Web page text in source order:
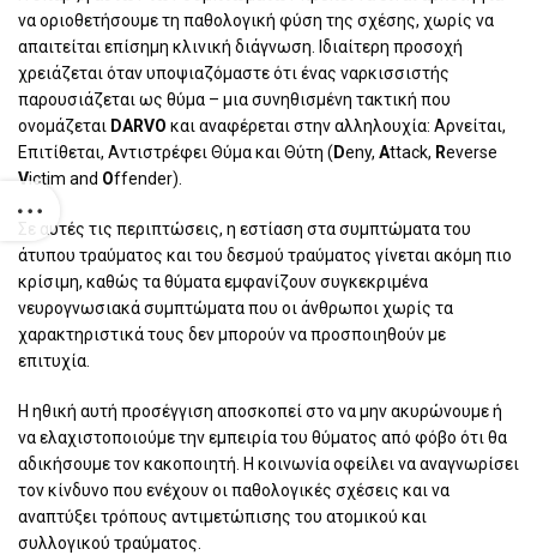
να οριοθετήσουμε τη παθολογική φύση της σχέσης, χωρίς να
απαιτείται επίσημη κλινική διάγνωση. Ιδιαίτερη προσοχή
χρειάζεται όταν υποψιαζόμαστε ότι ένας ναρκισσιστής
παρουσιάζεται ως θύμα – μια συνηθισμένη τακτική που
ονομάζεται DARVO και αναφέρεται στην αλληλουχία: Αρνείται,
Επιτίθεται, Αντιστρέφει Θύμα και Θύτη ( Deny, Attack, Reverse
Victim and Offender).
Σε αυτές τις περιπτώσεις, η εστίαση στα συμπτώματα του
άτυπου τραύματος και του δεσμού τραύματος γίνεται ακόμη πιο
κρίσιμη, καθώς τα θύματα εμφανίζουν συγκεκριμένα
νευρογνωσιακά συμπτώματα που οι άνθρωποι χωρίς τα
χαρακτηριστικά τους δεν μπορούν να προσποιηθούν με
επιτυχία.
Η ηθική αυτή προσέγγιση αποσκοπεί στο να μην ακυρώνουμε ή
να ελαχιστοποιούμε την εμπειρία του θύματος από φόβο ότι θα
αδικήσουμε τον κακοποιητή. Η κοινωνία οφείλει να αναγνωρίσει
τον κίνδυνο που ενέχουν οι παθολογικές σχέσεις και να
αναπτύξει τρόπους αντιμετώπισης του ατομικού και
συλλογικού τραύματος.